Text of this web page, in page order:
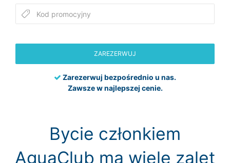
ZAREZERWUJ
Zarezerwuj bezpośrednio u nas.
Zawsze w najlepszej cenie.
Bycie członkiem
AguaClub ma wiele zalet